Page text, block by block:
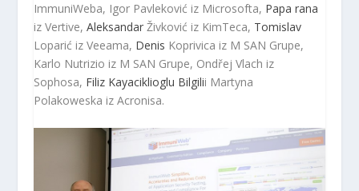
ImmuniWeba, Igor Pavleković iz Microsofta, Papa rana
iz Vertive,Aleksandar Živković iz KimTeca, Tomislav
Loparić iz Veeama, Denis Koprivica iz M SAN Grupe,
Karlo Nutrizio iz M SAN Grupe, Ondřej Vlach iz
Sophosa, Filiz Kayaciklioglu Bilgilii Martyna
Polakoweska iz Acronisa.